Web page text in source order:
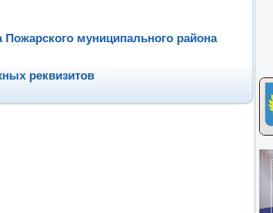
муниципального района
реквизитов